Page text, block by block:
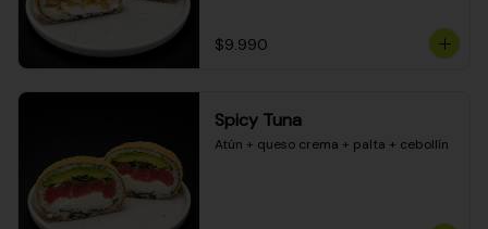
$9.990
Spicy Tuna
Atún + queso crema + palta + cebollín